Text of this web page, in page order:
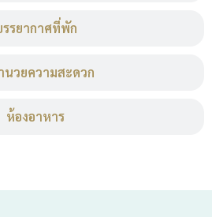
รยากาศที่พัก
นวยความสะดวก
ห้องอาหาร